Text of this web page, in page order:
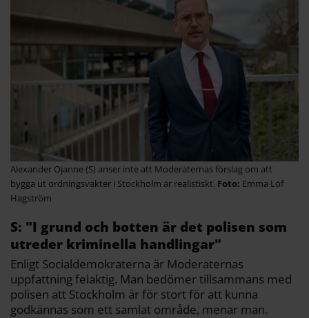
Alexander Ojanne (S) anser inte att Moderaternas förslag om att
bygga ut ordningsvakter i Stockholm är realistiskt.
Emma Löf
Hagström
S: "I grund och botten är det polisen som
utreder kriminella handlingar"
Enligt Socialdemokraterna är Moderaternas
uppfattning felaktig. Man bedömer tillsammans med
polisen att Stockholm är för stort för att kunna
godkännas som ett samlat område, menar man.